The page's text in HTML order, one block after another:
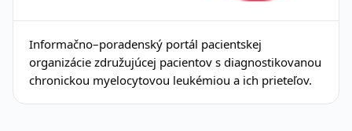
Informačno–poradenský portál pacientskej
organizácie združujúcej pacientov s diagnostikovanou
chronickou myelocytovou leukémiou a ich prieteľov.